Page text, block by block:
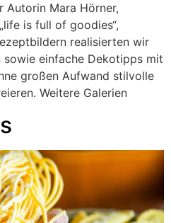
Autorin Mara Hörner,
is full of goodies“,
realisierten wir
einfache Dekotipps mit
großen Aufwand stilvolle
Weitere Galerien